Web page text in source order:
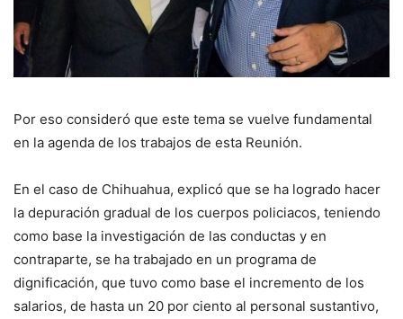
Por eso consideró que este tema se vuelve fundamental
en la agenda de los trabajos de esta Reunión.
En el caso de Chihuahua, explicó que se ha logrado hacer
la depuración gradual de los cuerpos policiacos, teniendo
como base la investigación de las conductas y en
contraparte, se ha trabajado en un programa de
dignificación, que tuvo como base el incremento de los
salarios, de hasta un 20 por ciento al personal sustantivo,